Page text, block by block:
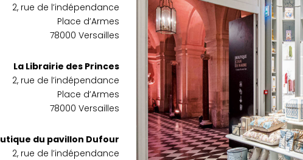
2, rue de l’indépendance
Place d’Armes
78000 Versailles
La Librairie des Princes
2, rue de l’indépendance
Place d’Armes
78000 Versailles
du pavillon Dufour
2, rue de l’indépendance